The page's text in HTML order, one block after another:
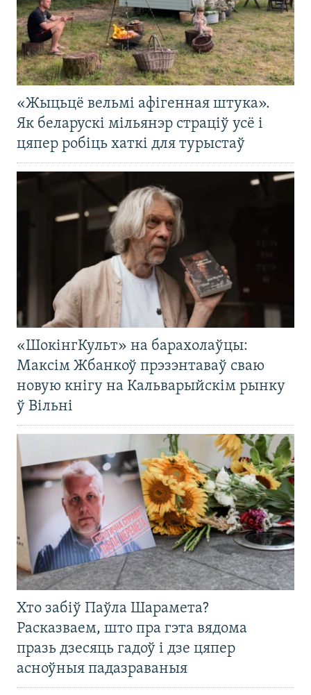
«Жыцьцё вельмі афігенная штука».
Як беларускі мільянэр страціў усё і
цяпер робіць хаткі для турыстаў
«ШокінгКульт» на барахолаўцы:
Максім Жбанкоў прэзэнтаваў сваю
новую кнігу на Кальварыйскім рынку
ў Вільні
Хто забіў Паўла Шарамета?
Расказваем, што пра гэта вядома
празь дзесяць гадоў і дзе цяпер
асноўныя падазраваныя